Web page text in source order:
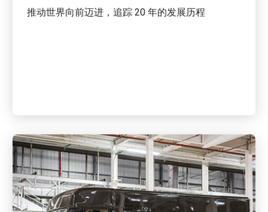
推动世界向前迈进，追踪 20 年的发展历程